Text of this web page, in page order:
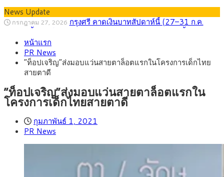
News Update
กรกฎาคม 27, 2026 กรุงศรี คาดเงินบาทสัปดาห์นี้ (27–31 ก.ค.
หน้ารถไฟฟ้าสงขลา โมโนเรล 12.54 กม. เชื่อมเมืองหาดใหญ่
สิงหาคม 4, 2026
รายหัวเพียง 2,618 บาท เสนอทบทวนจัดสรรงบให้สอดคล้องภาระ
งานจริง
สิงหาคม 3, 2026
33.00-33.60 ติดตามข้อมูลจ้างงานสหรัฐฯ
สิงหาคม 1, 2026 “เอกนิติ” เปิดเครื่องยนต์เศรษฐกิจใหม่ของไทย
เดินหน้า 5 ยุทธศาสตร์ รื้อโครงสร้างเศรษฐกิจ ดันไทยโตเต็ม
ศักยภาพ
กรกฎาคม 27, 2026
ติดลายการ์ตูน กรมศุลกากร เตือนผู้ปกครองเฝ้าระวัง หลังยึดล็อต
ใหญ่จากเยอรมนี
หน้าแรก
PR News
“ท็อปเจริญ”ส่งมอบแว่นสายตาล็อตแรกในโครงการเด็กไทย
สายตาดี
“ท็อปเจริญ”ส่งมอบแว่นสายตาล็อตแรกใน
โครงการเด็กไทยสายตาดี
กุมภาพันธ์ 1, 2021
PR News